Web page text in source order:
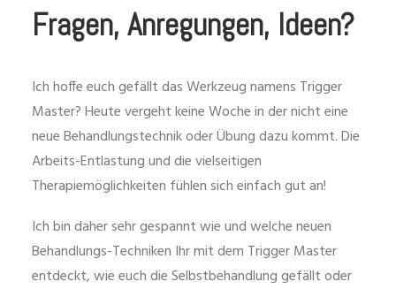
Fragen, Anregungen, Ideen?
Ich hoffe euch gefällt das Werkzeug namens Trigger
Master? Heute vergeht keine Woche in der nicht eine
neue Behandlungstechnik oder Übung dazu kommt. Die
Arbeits-Entlastung und die vielseitigen
Therapiemöglichkeiten fühlen sich einfach gut an!
Ich bin daher sehr gespannt wie und welche neuen
Behandlungs-Techniken Ihr mit dem Trigger Master
entdeckt, wie euch die Selbstbehandlung gefällt oder